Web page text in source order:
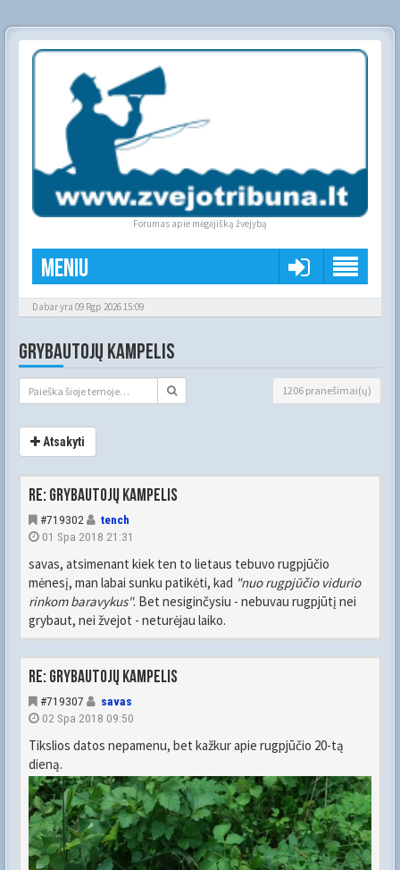
Forumas apie mėgėjišką žvejybą
Meniu
Dabar yra 09 Rgp 2026 15:09
GRYBAUTOJŲ KAMPELIS
1206 pranešimai(ų)
Atsakyti
Re: Grybautojų kampelis
#719302
tench
01 Spa 2018 21:31
savas, atsimenant kiek ten to lietaus tebuvo rugpjūčio
mėnesį, man labai sunku patikėti, kad "nuo rugpjūčio vidurio
rinkom baravykus". Bet nesiginčysiu - nebuvau rugpjūtį nei
grybaut, nei žvejot - neturėjau laiko.
Re: Grybautojų kampelis
#719307
savas
02 Spa 2018 09:50
Tikslios datos nepamenu, bet kažkur apie rugpjūčio 20-tą
dieną.